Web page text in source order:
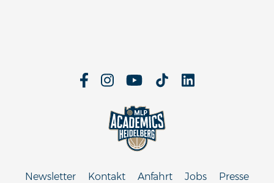
Newsletter Kontakt Anfahrt Jobs
Presse